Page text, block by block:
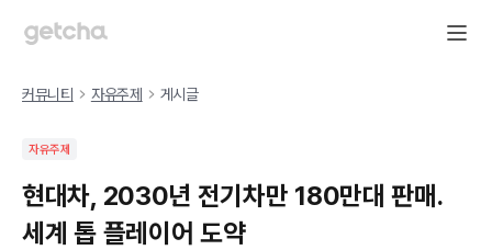
커뮤니티 자유주제 게시글
자유주제
현대차, 2030년 전기차만 180만대 판매.
세계 톱 플레이어 도약